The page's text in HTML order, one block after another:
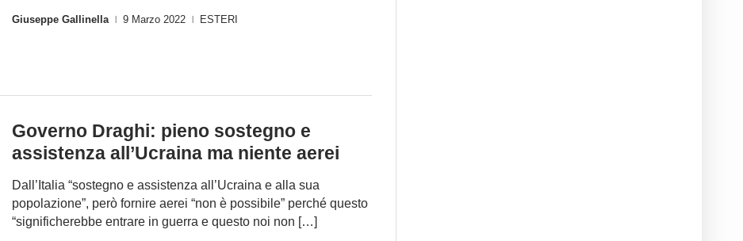
Giuseppe Gallinella 9 Marzo 2022 ESTERI
Governo Draghi: pieno sostegno e
assistenza all’Ucraina ma niente aerei
Dall’Italia “sostegno e assistenza all’Ucraina e alla sua
popolazione”, però fornire aerei “non è possibile” perché questo
“significherebbe entrare in guerra e questo noi non […]